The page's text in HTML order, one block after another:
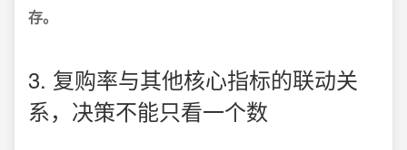
存。
3. 复购率与其他核心指标的联动关
系，决策不能只看一个数